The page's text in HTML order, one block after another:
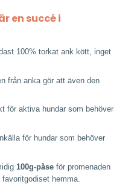
en succé i
100% torkat ank kött, inget
från anka gör att även den
för aktiva hundar som behöver
för hundar som behöver
100g-påse för promenaden
hemma.